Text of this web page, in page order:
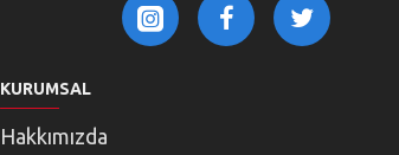
KURUMSAL
Hakkımızda